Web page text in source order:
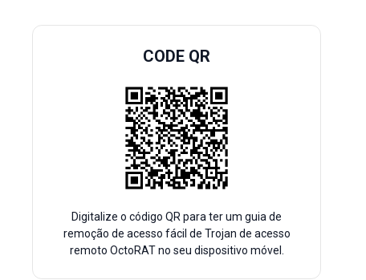
CODE QR
Digitalize o código QR para ter um guia de
remoção de acesso fácil de Trojan de acesso
remoto OctoRAT no seu dispositivo móvel.